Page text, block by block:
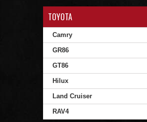
TOYOTA
Camry
GR86
GT86
Hilux
Land Cruiser
RAV4